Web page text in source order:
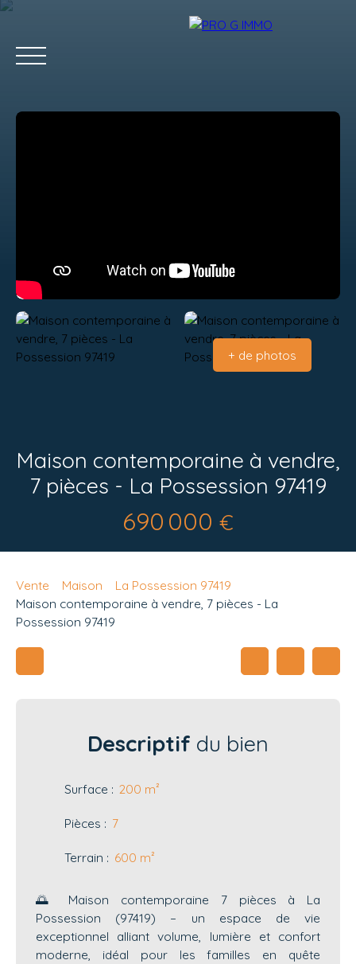
Estimation
+ de photos
Maison contemporaine à vendre,
7 pièces - La Possession 97419
690 000 €
Vente Maison
La Possession 97419
Maison contemporaine à vendre, 7 pièces - La
Possession 97419
Descriptif du bien
Surface : 200 m²
Pièces : 7
Terrain : 600 m²
🌅 Maison contemporaine 7 pièces à La
Possession (97419) – un espace de vie
exceptionnel alliant volume, lumière et confort
moderne, idéal pour les familles en quête